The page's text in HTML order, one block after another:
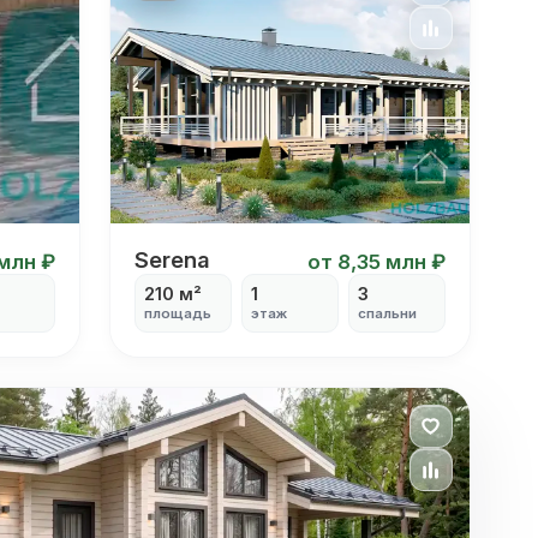
₽ Одноэтажный проект дома из
Serena от 8,35 млн ₽
210 м²
площадь
1
этаж
3
спальни